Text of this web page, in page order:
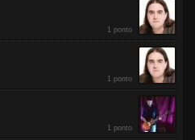
1 ponto
1 ponto
1 ponto